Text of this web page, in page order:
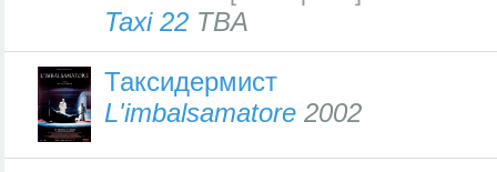
Taxi 22 TBA
Таксидермист
L'imbalsamatore 2002